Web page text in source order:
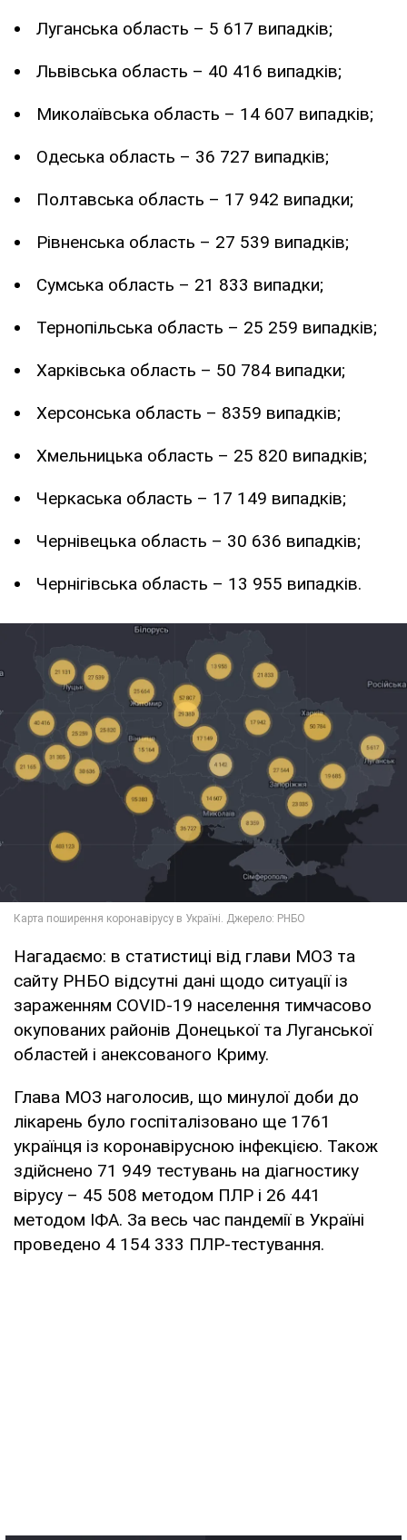
Луганська область – 5 617 випадків;
Львівська область – 40 416 випадків;
Миколаївська область – 14 607 випадків;
Одеська область – 36 727 випадків;
Полтавська область – 17 942 випадки;
Рівненська область – 27 539 випадків;
Сумська область – 21 833 випадки;
Тернопільська область – 25 259 випадків;
Харківська область – 50 784 випадки;
Херсонська область – 8359 випадків;
Хмельницька область – 25 820 випадків;
Черкаська область – 17 149 випадків;
Чернівецька область – 30 636 випадків;
Чернігівська область – 13 955 випадків.
Нагадаємо: в статистиці від глави МОЗ та
сайту РНБО відсутні дані щодо ситуації із
зараженням COVID-19 населення тимчасово
окупованих районів Донецької та Луганської
областей і анексованого Криму.
Глава МОЗ наголосив, що минулої доби до
лікарень було госпіталізовано ще 1761
українця із коронавірусною інфекцією. Також
здійснено 71 949 тестувань на діагностику
вірусу – 45 508 методом ПЛР і 26 441
методом ІФА. За весь час пандемії в Україні
проведено 4 154 333 ПЛР-тестування.